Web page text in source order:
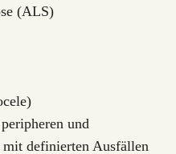
(ALS)
und
mit definierten Ausfällen